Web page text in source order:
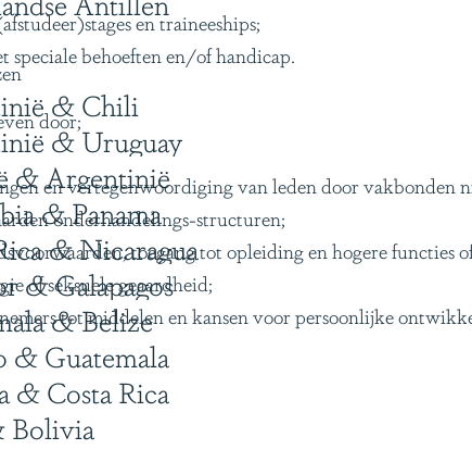
& Chili
& Uruguay
& Argentinië
& Panama
& Nicaragua
& Galapagos
& Belize
& Guatemala
& Costa Rica
Bolivia
en traineeships;
behoeften en/of handicap.
door;
en vertegenwoordiging van leden door vakbonden
onderhandelings-structuren;
toegang tot opleiding en hogere functies
of seksuele geaardheid;
tot middelen en kansen voor persoonlijke